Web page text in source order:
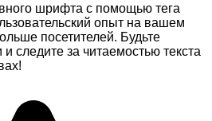
шрифта с помощью тега
опыт на вашем
посетителей. Будьте
следите за читаемостью текста